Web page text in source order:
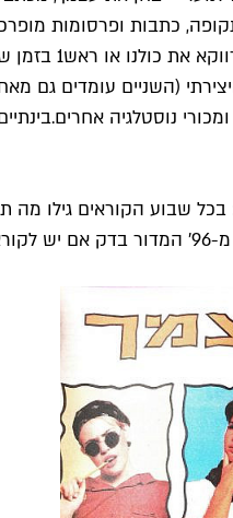
כתבות ופרסומות
חצ'קונים – לא תצאו מקופחים.
(השניים עומדים גם
נוסטלגיה אחרים.
שבוע הקוראים גילו
נועז?'), אחרים מוזרים למדי ("האם